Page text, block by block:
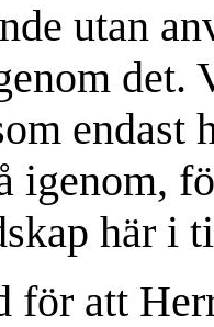
utan
det.
igenom,
här i
för att